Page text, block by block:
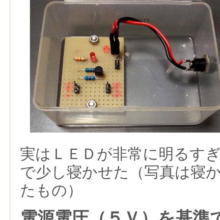
実はＬＥＤが非常に明るす
で少し寝かせた（写真は寝
たもの）